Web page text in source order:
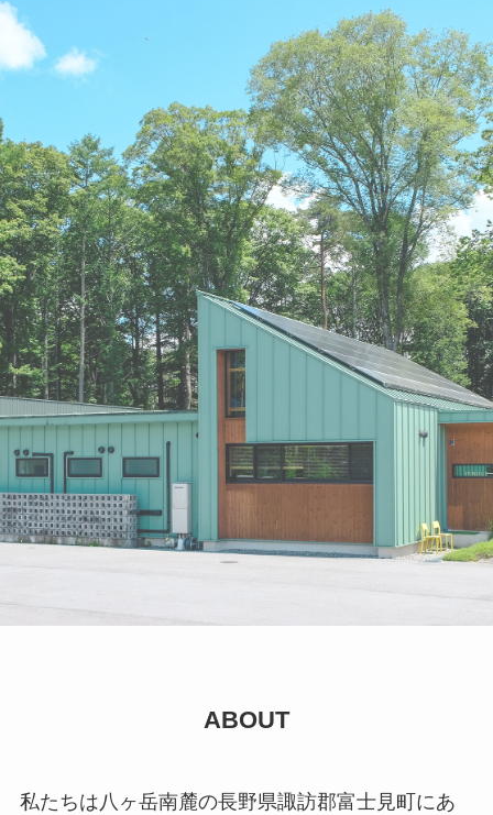
ABOUT
私たちは八ヶ岳南麓の長野県諏訪郡富士見町にあ